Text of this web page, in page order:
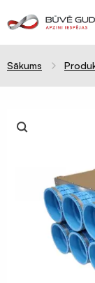
Sākums
Celtniecības
membrānas